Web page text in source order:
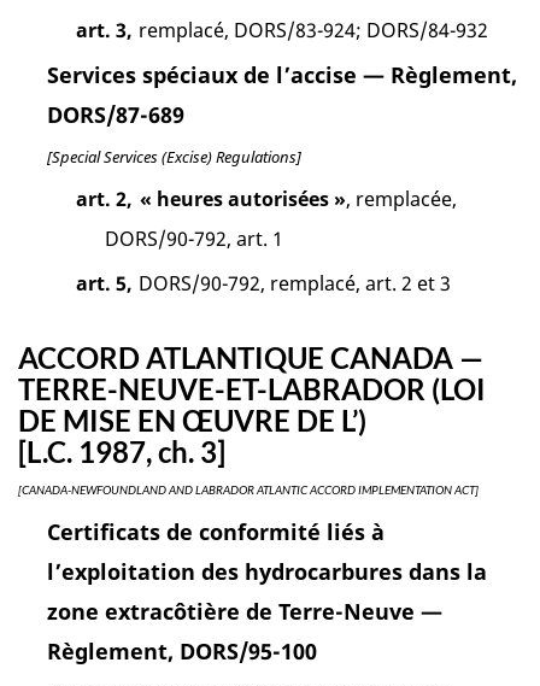
art. 3, remplacé, DORS/83-924; DORS/84-932
Services spéciaux de l’accise — Règlement,
DORS/87-689
[Special Services (Excise) Regulations]
art. 2, « heures autorisées », remplacée,
DORS/90-792, art. 1
art. 5, DORS/90-792, remplacé, art. 2 et 3
ACCORD ATLANTIQUE CANADA —
TERRE-NEUVE-ET-LABRADOR (LOI
DE MISE EN ŒUVRE DE L’)
[L.C. 1987, ch. 3]
[CANADA-NEWFOUNDLAND AND LABRADOR ATLANTIC ACCORD IMPLEMENTATION ACT]
Certificats de conformité liés à
l’exploitation des hydrocarbures dans la
zone extracôtière de Terre-Neuve —
Règlement, DORS/95-100